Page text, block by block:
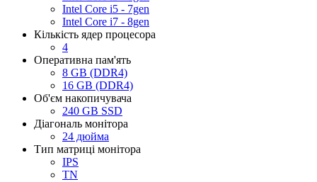
Intel Core i5 - 7gen
Intel Core i7 - 8gen
Кількість ядер процесора
4
Оперативна пам'ять
8 GB (DDR4)
16 GB (DDR4)
Об'єм накопичувача
240 GB SSD
Діагональ монітора
24 дюйма
Тип матриці монітора
IPS
TN